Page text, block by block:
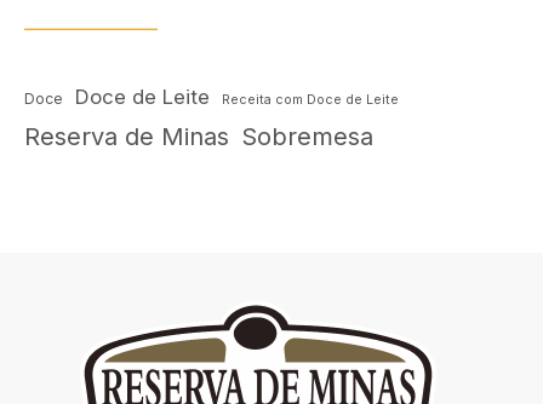
Doce Doce de Leite Receita com Doce de Leite
Reserva de Minas Sobremesa